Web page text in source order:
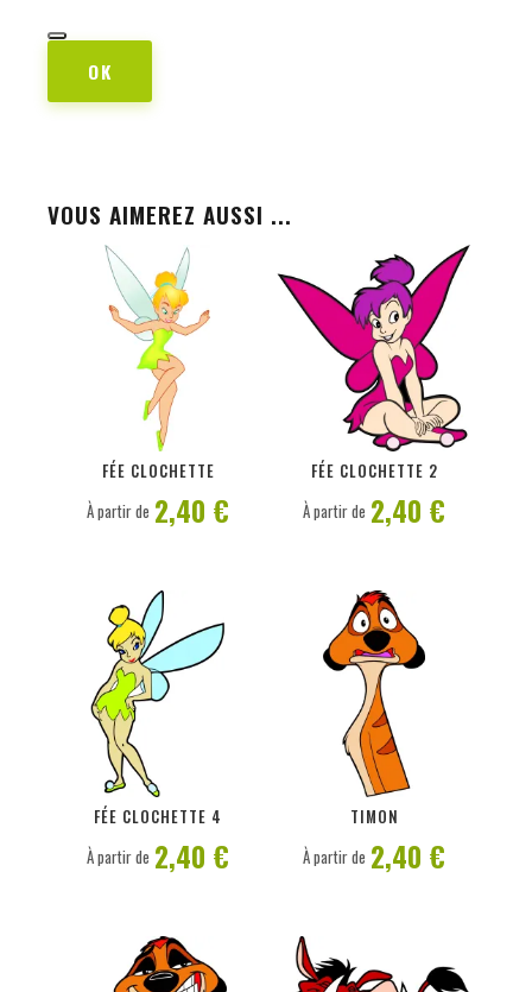
OK
VOUS AIMEREZ AUSSI ...
FÉE CLOCHETTE
PERSONNALISER
À partir de 2,40 €
FÉE CLOCHETTE 2
PERSONNALISER
À partir de 2,40 €
FÉE CLOCHETTE 4
PERSONNALISER
À partir de 2,40 €
TIMON
PERSONNALISER
À partir de 2,40 €